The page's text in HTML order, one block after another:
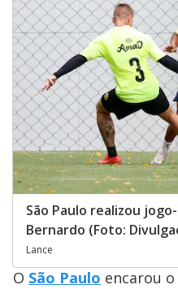
São Paulo realizou
Bernardo (Foto:
Lance
O São Paulo encarou